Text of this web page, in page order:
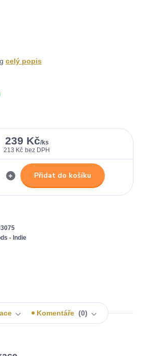
celý popis
239 Kč/ks
213 Kč bez DPH
Přidat do košíku
- Indie
Komentáře 0